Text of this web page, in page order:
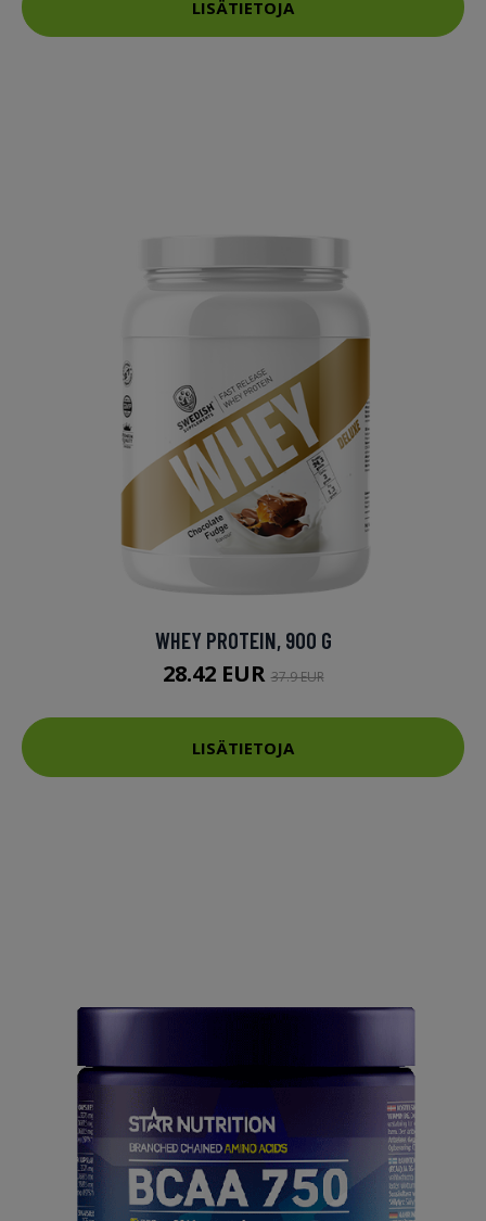
LISÄTIETOJA
WHEY PROTEIN, 900 G
28.42 EUR37.9 EUR
LISÄTIETOJA